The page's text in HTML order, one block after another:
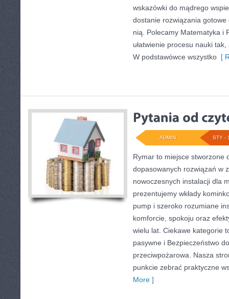
wskazówki do mądrego
dostanie rozwiązania
nią. Polecamy Matematyka i
ułatwienie procesu nauki tak,
W podstawówce wszystko [
STY -
ADMIN
Rymar to miejsce stworzone
dopasowanych rozwiązań w
nowoczesnych instalacji dla
prezentujemy wkłady
pump i szeroko rozumiane
komforcie, spokoju oraz
wielu lat. Ciekawe kategorie
pasywne i Bezpieczeństwo
przeciwpożarowa. Nasza
punkcie zebrać praktyczne
More ]